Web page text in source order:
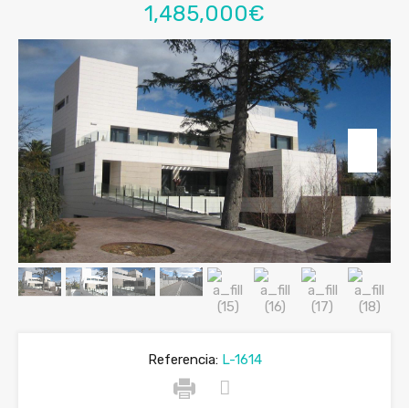
1,485,000€
Referencia:L-1614